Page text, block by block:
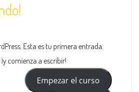
Esta es tu primera entrada.
comienza a escribir!
Empezar el curso